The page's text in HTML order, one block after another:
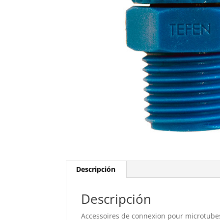
Descripción
Descripción
Accessoires de connexion pour